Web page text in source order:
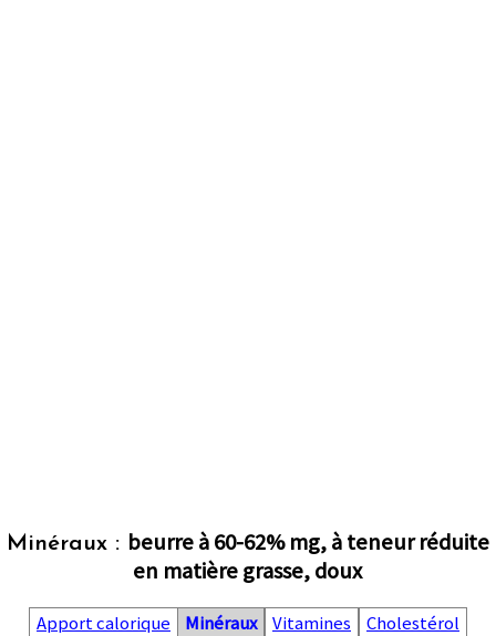
Minéraux : beurre à 60-62% mg, à teneur réduite
en matière grasse, doux
Apport calorique Minéraux Vitamines Cholestérol